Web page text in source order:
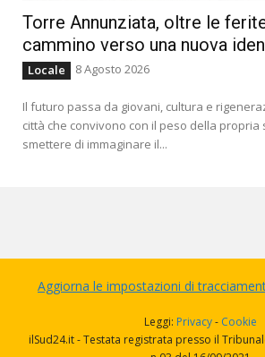
Torre Annunziata, oltre le
cammino verso una nuova
Locale 8 Agosto 2026
Il futuro passa da giovani, cultura e
città che convivono con il peso della propria
smettere di immaginare il...
Aggiorna le impostazioni di
Leggi: Privacy- Cookie
ilSud24.it - Testata registrata presso il